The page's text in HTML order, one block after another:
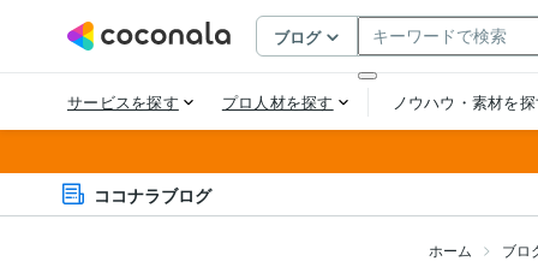
ココナラブログ
ホーム ブロ